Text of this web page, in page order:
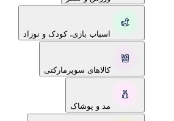
اسباب بازی، کودک و نوزاد
کالاهای سوپرمارکتی
مد و پوشاک